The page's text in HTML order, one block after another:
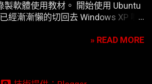
製軟體使用教材。 開始使用 Ubuntu
經漸漸懶的切回去 Windows XP 啊
裝 VirtualBox 凍仁是使用應用程式選
» READ MORE